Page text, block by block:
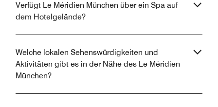
Verfügt Le Méridien München über ein Spa auf
dem Hotelgelände?
Welche lokalen Sehenswürdigkeiten und
Aktivitäten gibt es in der Nähe des Le Méridien
München?